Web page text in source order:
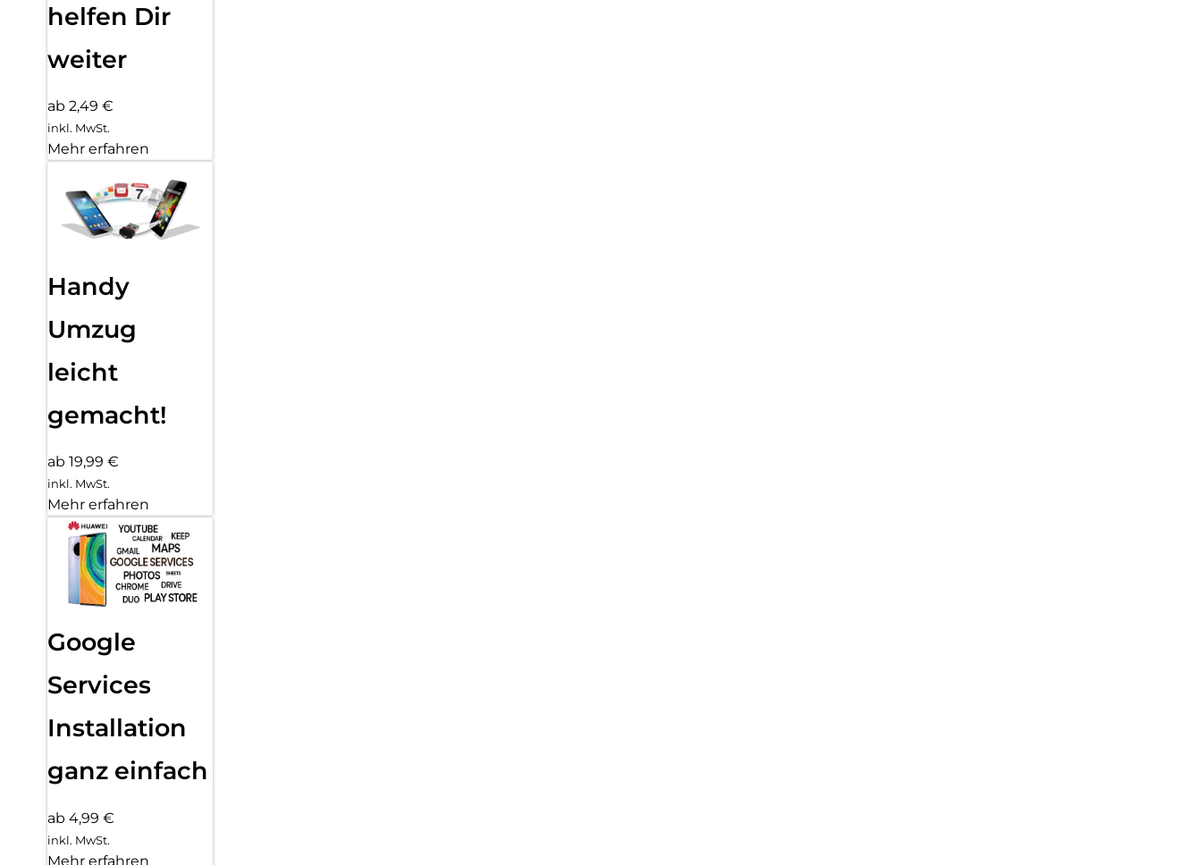
helfen Dir
weiter
ab 2,49 €
inkl. MwSt.
Mehr erfahren
Handy
Umzug
leicht
gemacht!
ab 19,99 €
inkl. MwSt.
Mehr erfahren
Google
Services
Installation
ganz einfach
ab 4,99 €
inkl. MwSt.
Mehr erfahren